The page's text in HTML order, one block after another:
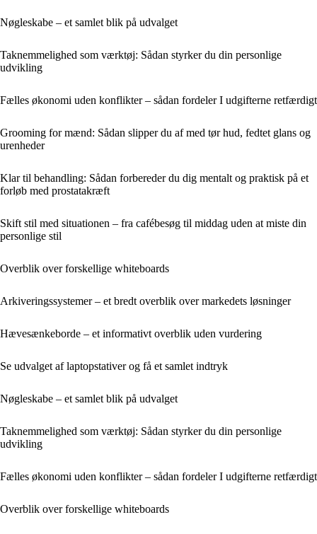
Nøgleskabe – et samlet blik på udvalget
Taknemmelighed som værktøj: Sådan styrker du din personlige
udvikling
Fælles økonomi uden konflikter – sådan fordeler I udgifterne retfærdigt
Grooming for mænd: Sådan slipper du af med tør hud, fedtet glans og
urenheder
Klar til behandling: Sådan forbereder du dig mentalt og praktisk på et
forløb med prostatakræft
Skift stil med situationen – fra cafébesøg til middag uden at miste din
personlige stil
Overblik over forskellige whiteboards
Arkiveringssystemer – et bredt overblik over markedets løsninger
Hævesænkeborde – et informativt overblik uden vurdering
Se udvalget af laptopstativer og få et samlet indtryk
Nøgleskabe – et samlet blik på udvalget
Taknemmelighed som værktøj: Sådan styrker du din personlige
udvikling
Fælles økonomi uden konflikter – sådan fordeler I udgifterne retfærdigt
Overblik over forskellige whiteboards